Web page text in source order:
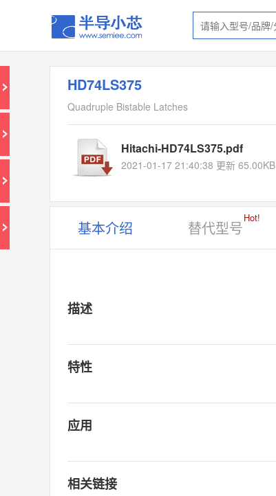
HD74LS375
Quadruple Bistable Latches
Hitachi-HD74LS375.pdf
2021-01-17 21:40:38 更新 65.00KB
基本介绍 替代型号
Hot!
描述
特性
应用
相关链接